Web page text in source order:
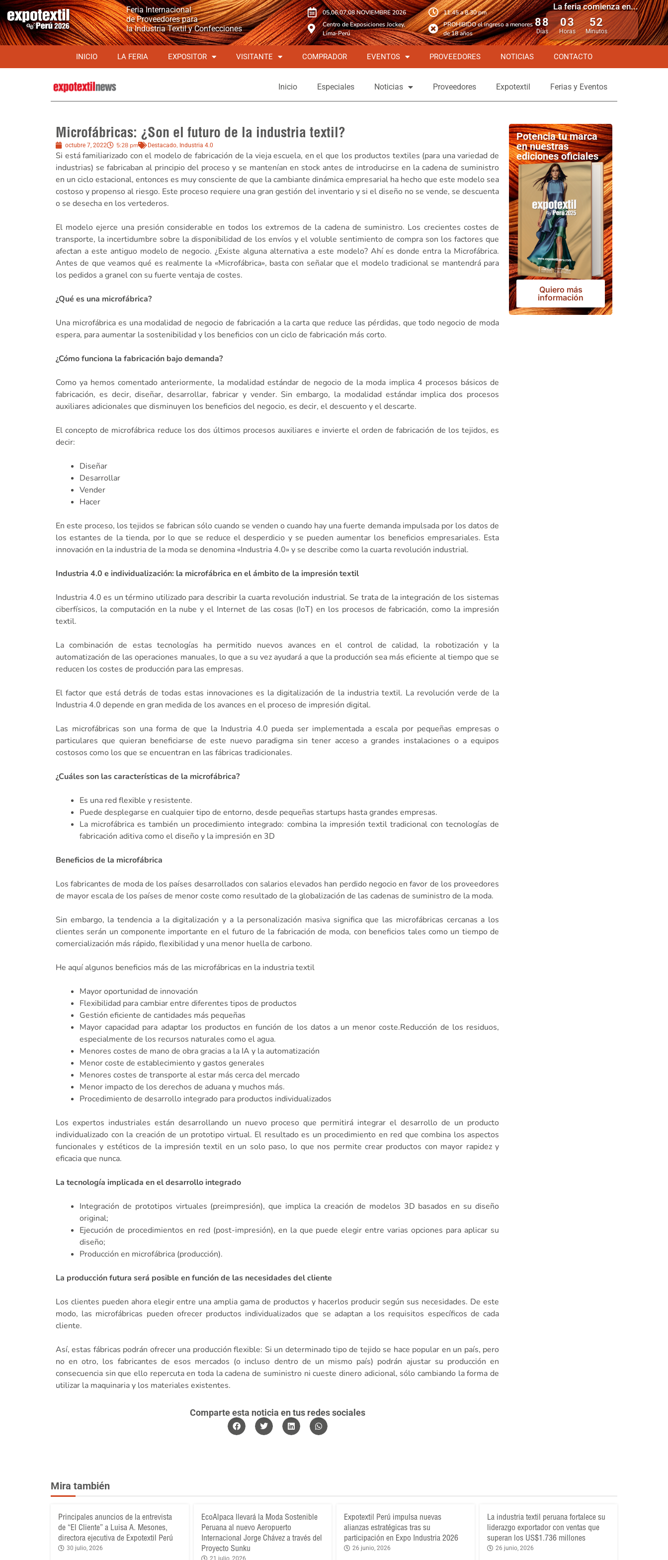
Feria Internacional
de Proveedores para
la Industria Textil y Confecciones
05,06,07,08 NOVIEMBRE 2026
Centro de Exposiciones Jockey,
Lima-Perú
11.45 a 8.30 pm
PROHIBIDO el ingreso a menores
de 18 años
La feria comienza en...
88
Días
03
Horas
52
Minutos
INICIO LA FERIA EXPOSITOR VISITANTE COMPRADOR EVENTOS PROVEEDORES NOTICIAS CONTACTO
Inicio Especiales Noticias Proveedores Expotextil Ferias y Eventos
Microfábricas: ¿Son el futuro de la industria textil?
octubre 7, 2022 5:28 pm Destacado, Industria 4.0
Si está familiarizado con el modelo de fabricación de la vieja escuela, en el que los productos textiles (para una variedad de
industrias) se fabricaban al principio del proceso y se mantenían en stock antes de introducirse en la cadena de suministro
en un ciclo estacional, entonces es muy consciente de que la cambiante dinámica empresarial ha hecho que este modelo sea
costoso y propenso al riesgo. Este proceso requiere una gran gestión del inventario y si el diseño no se vende, se descuenta
o se desecha en los vertederos.
El modelo ejerce una presión considerable en todos los extremos de la cadena de suministro. Los crecientes costes de
transporte, la incertidumbre sobre la disponibilidad de los envíos y el voluble sentimiento de compra son los factores que
afectan a este antiguo modelo de negocio. ¿Existe alguna alternativa a este modelo? Ahí es donde entra la Microfábrica.
Antes de que veamos qué es realmente la «Microfábrica», basta con señalar que el modelo tradicional se mantendrá para
los pedidos a granel con su fuerte ventaja de costes.
¿Qué es una microfábrica?
Una microfábrica es una modalidad de negocio de fabricación a la carta que reduce las pérdidas, que todo negocio de moda
espera, para aumentar la sostenibilidad y los beneficios con un ciclo de fabricación más corto.
¿Cómo funciona la fabricación bajo demanda?
Como ya hemos comentado anteriormente, la modalidad estándar de negocio de la moda implica 4 procesos básicos de
fabricación, es decir, diseñar, desarrollar, fabricar y vender. Sin embargo, la modalidad estándar implica dos procesos
auxiliares adicionales que disminuyen los beneficios del negocio, es decir, el descuento y el descarte.
El concepto de microfábrica reduce los dos últimos procesos auxiliares e invierte el orden de fabricación de los tejidos, es
decir:
Diseñar
Desarrollar
Vender
Hacer
En este proceso, los tejidos se fabrican sólo cuando se venden o cuando hay una fuerte demanda impulsada por los datos de
los estantes de la tienda, por lo que se reduce el desperdicio y se pueden aumentar los beneficios empresariales. Esta
innovación en la industria de la moda se denomina «Industria 4.0» y se describe como la cuarta revolución industrial.
Industria 4.0 e individualización: la microfábrica en el ámbito de la impresión textil
Industria 4.0 es un término utilizado para describir la cuarta revolución industrial. Se trata de la integración de los sistemas
ciberfísicos, la computación en la nube y el Internet de las cosas (IoT) en los procesos de fabricación, como la impresión
textil.
La combinación de estas tecnologías ha permitido nuevos avances en el control de calidad, la robotización y la
automatización de las operaciones manuales, lo que a su vez ayudará a que la producción sea más eficiente al tiempo que se
reducen los costes de producción para las empresas.
El factor que está detrás de todas estas innovaciones es la digitalización de la industria textil. La revolución verde de la
Industria 4.0 depende en gran medida de los avances en el proceso de impresión digital.
Las microfábricas son una forma de que la Industria 4.0 pueda ser implementada a escala por pequeñas empresas o
particulares que quieran beneficiarse de este nuevo paradigma sin tener acceso a grandes instalaciones o a equipos
costosos como los que se encuentran en las fábricas tradicionales.
¿Cuáles son las características de la microfábrica?
Es una red flexible y resistente.
Puede desplegarse en cualquier tipo de entorno, desde pequeñas startups hasta grandes empresas.
La microfábrica es también un procedimiento integrado: combina la impresión textil tradicional con tecnologías de
fabricación aditiva como el diseño y la impresión en 3D
Beneficios de la microfábrica
Los fabricantes de moda de los países desarrollados con salarios elevados han perdido negocio en favor de los proveedores
de mayor escala de los países de menor coste como resultado de la globalización de las cadenas de suministro de la moda.
Sin embargo, la tendencia a la digitalización y a la personalización masiva significa que las microfábricas cercanas a los
clientes serán un componente importante en el futuro de la fabricación de moda, con beneficios tales como un tiempo de
comercialización más rápido, flexibilidad y una menor huella de carbono.
He aquí algunos beneficios más de las microfábricas en la industria textil
Mayor oportunidad de innovación
Flexibilidad para cambiar entre diferentes tipos de productos
Gestión eficiente de cantidades más pequeñas
Mayor capacidad para adaptar los productos en función de los datos a un menor coste.Reducción de los residuos,
especialmente de los recursos naturales como el agua.
Menores costes de mano de obra gracias a la IA y la automatización
Menor coste de establecimiento y gastos generales
Menores costes de transporte al estar más cerca del mercado
Menor impacto de los derechos de aduana y muchos más.
Procedimiento de desarrollo integrado para productos individualizados
Los expertos industriales están desarrollando un nuevo proceso que permitirá integrar el desarrollo de un producto
individualizado con la creación de un prototipo virtual. El resultado es un procedimiento en red que combina los aspectos
funcionales y estéticos de la impresión textil en un solo paso, lo que nos permite crear productos con mayor rapidez y
eficacia que nunca.
La tecnología implicada en el desarrollo integrado
Integración de prototipos virtuales (preimpresión), que implica la creación de modelos 3D basados en su diseño
original;
Ejecución de procedimientos en red (post-impresión), en la que puede elegir entre varias opciones para aplicar su
diseño;
Producción en microfábrica (producción).
La producción futura será posible en función de las necesidades del cliente
Los clientes pueden ahora elegir entre una amplia gama de productos y hacerlos producir según sus necesidades. De este
modo, las microfábricas pueden ofrecer productos individualizados que se adaptan a los requisitos específicos de cada
cliente.
Así, estas fábricas podrán ofrecer una producción flexible: Si un determinado tipo de tejido se hace popular en un país, pero
no en otro, los fabricantes de esos mercados (o incluso dentro de un mismo país) podrán ajustar su producción en
consecuencia sin que ello repercuta en toda la cadena de suministro ni cueste dinero adicional, sólo cambiando la forma de
utilizar la maquinaria y los materiales existentes.
Comparte esta noticia en tus redes sociales
Potencia tu marca
en nuestras
ediciones oficiales
Quiero más
información
Mira también
Principales anuncios de la entrevista
de “El Cliente” a Luisa A. Mesones,
directora ejecutiva de Expotextil Perú
30 julio, 2026
EcoAlpaca llevará la Moda Sostenible
Peruana al nuevo Aeropuerto
Internacional Jorge Chávez a través del
Proyecto Sunku
Expotextil Perú impulsa nuevas
alianzas estratégicas tras su
participación en Expo Industria 2026
26 junio, 2026
La industria textil peruana fortalece su
liderazgo exportador con ventas que
superan los US$1.736 millones
26 junio, 2026